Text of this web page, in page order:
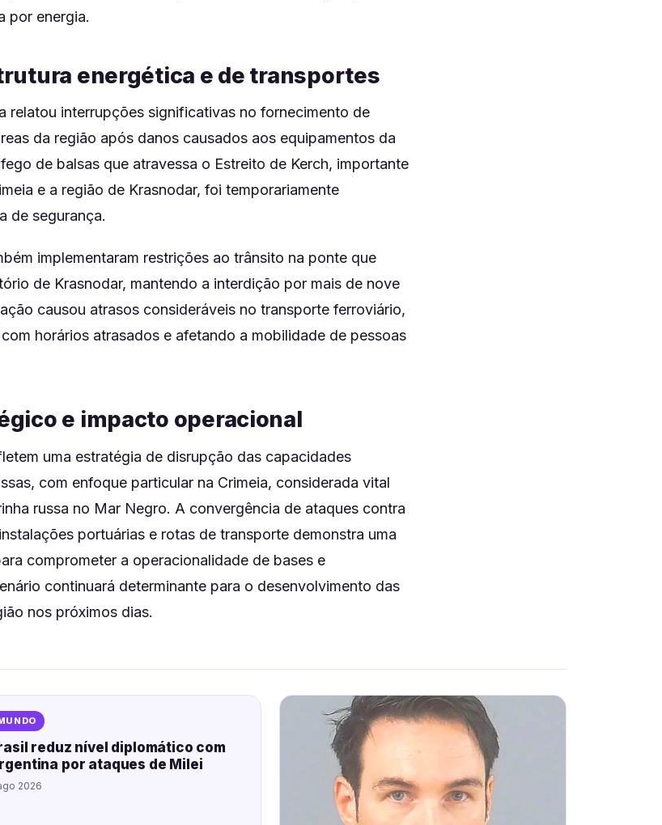
por energia.
energética e de transportes
relatou interrupções significativas no fornecimento de
da região após danos causados aos equipamentos da
de balsas que atravessa o Estreito de Kerch, importante
e a região de Krasnodar, foi temporariamente
de segurança.
implementaram restrições ao trânsito na ponte que
de Krasnodar, mantendo a interdição por mais de nove
causou atrasos consideráveis no transporte ferroviário,
horários atrasados e afetando a mobilidade de pessoas
e impacto operacional
uma estratégia de disrupção das capacidades
com enfoque particular na Crimeia, considerada vital
russa no Mar Negro. A convergência de ataques contra
portuárias e rotas de transporte demonstra uma
comprometer a operacionalidade de bases e
continuará determinante para o desenvolvimento das
nos próximos dias.
reduz nível diplomático com
por ataques de Milei
2026